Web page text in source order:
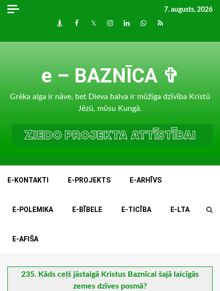
Skip
7. augusts, 2026
DraugiemFacebook
TwitterInstagram
LinkedInwhatsapp
RSS
e – BAZNĪCA ✞
Grēka alga ir nāve, bet Dieva balva ir mūžīga dzīvība Kristū
Jēzū, mūsu Kungā.
E-KONTAKTI E-PROJEKTS E-ARHĪVS
E-POLEMIKA E-BĪBELE E-TICĪBA E-LTA
E-AFIŠA
235. Kāds ceļš jāstaigā Kristus Baznīcai šajā laicīgās
zemes dzīves posmā?